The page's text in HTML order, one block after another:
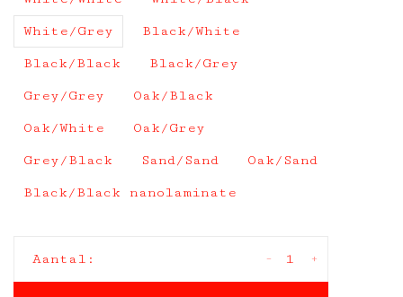
White/Grey Black/White
Black/Black Black/Grey
Grey/Grey Oak/Black
Oak/White Oak/Grey
Grey/Black Sand/Sand Oak/Sand
Black/Black nanolaminate
Aantal: +
-